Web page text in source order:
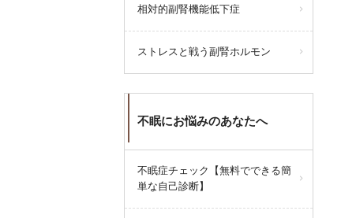
相対的副腎機能低下症
ストレスと戦う副腎ホルモン
不眠にお悩みのあなたへ
不眠症チェック【無料でできる簡
単な自己診断】